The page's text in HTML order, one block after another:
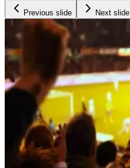
Previous slide Next slide